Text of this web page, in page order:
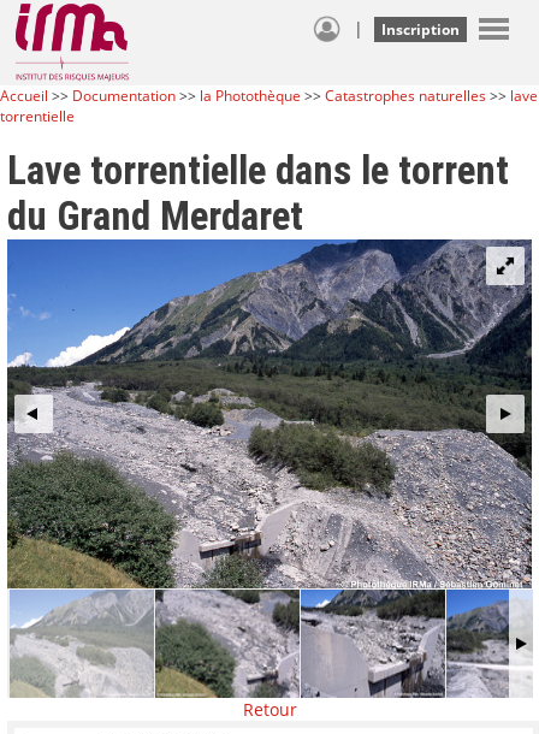
| Inscription
Accueil >> Documentation>> la Photothèque >>Catastrophes naturelles>> lave
torrentielle
Lave torrentielle dans le torrent
du Grand Merdaret
Retour